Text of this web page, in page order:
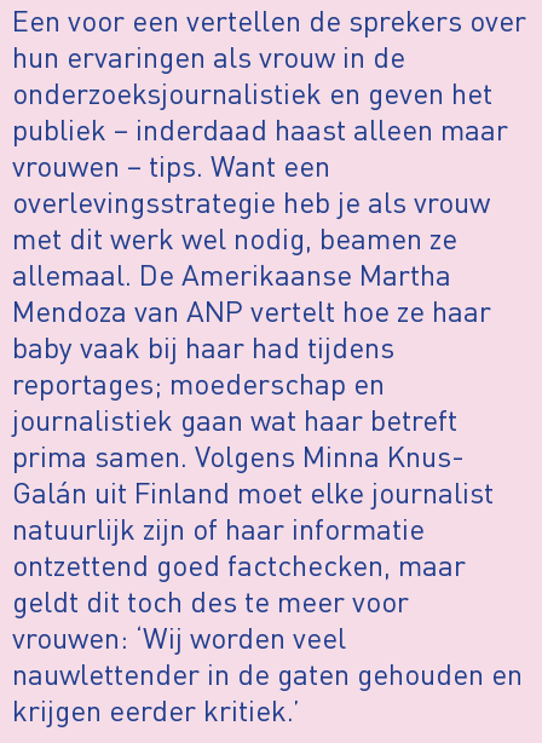
Een voor een vertellen de sprekers over
hun ervaringen als vrouw in de
onderzoeksjournalistiek en geven het
publiek – inderdaad haast alleen maar
vrouwen – tips. Want een
overlevingsstrategie heb je als vrouw
met dit werk wel nodig, beamen ze
allemaal. De Amerikaanse Martha
Mendoza van ANP vertelt hoe ze haar
baby vaak bij haar had tijdens
reportages; moederschap en
journalistiek gaan wat haar betreft
prima samen. Volgens Minna Knus-
Galán uit Finland moet elke journalist
natuurlijk zijn of haar informatie
ontzettend goed factchecken, maar
geldt dit toch des te meer voor
vrouwen: ‘Wij worden veel
nauwlettender in de gaten gehouden en
krijgen eerder kritiek.’